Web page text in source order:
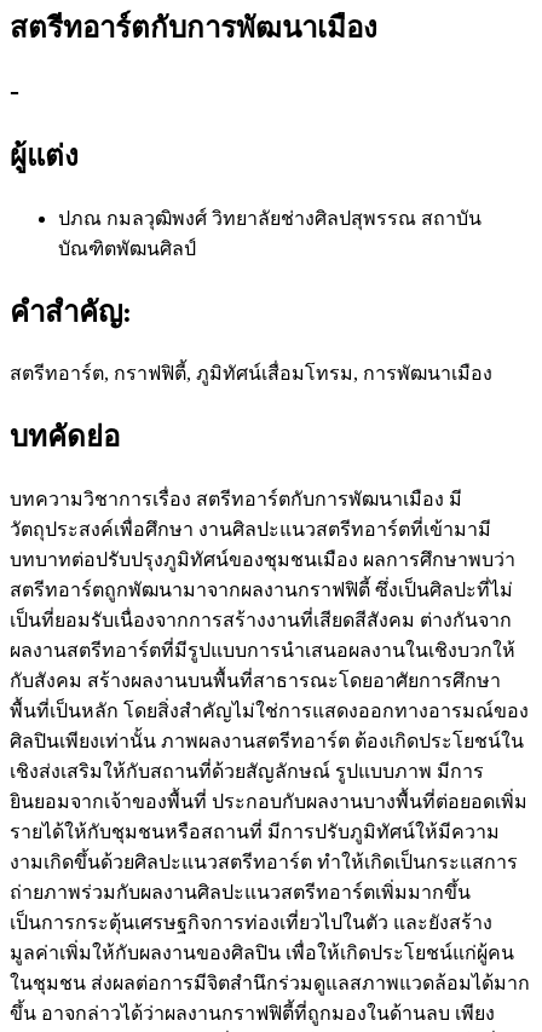
สตรีทอาร์ตกับการพัฒนาเมือง
-
ผู้แต่ง
ปภณ กมลวุฒิพงศ์ วิทยาลัยช่างศิลปสุพรรณ สถาบัน
บัณฑิตพัฒนศิลป์
คำสำคัญ:
สตรีทอาร์ต, กราฟฟิตี้, ภูมิทัศน์เสื่อมโทรม, การพัฒนาเมือง
บทคัดย่อ
บทความวิชาการเรื่อง สตรีทอาร์ตกับการพัฒนาเมือง มี
วัตถุประสงค์เพื่อศึกษา งานศิลปะแนวสตรีทอาร์ตที่เข้ามามี
บทบาทต่อปรับปรุงภูมิทัศน์ของชุมชนเมือง ผลการศึกษาพบว่า
สตรีทอาร์ตถูกพัฒนามาจากผลงานกราฟฟิตี้ ซึ่งเป็นศิลปะที่ไม่
เป็นที่ยอมรับเนื่องจากการสร้างงานที่เสียดสีสังคม ต่างกันจาก
ผลงานสตรีทอาร์ตที่มีรูปแบบการนำเสนอผลงานในเชิงบวกให้
กับสังคม สร้างผลงานบนพื้นที่สาธารณะโดยอาศัยการศึกษา
พื้นที่เป็นหลัก โดยสิ่งสำคัญไม่ใช่การแสดงออกทางอารมณ์ของ
ศิลปินเพียงเท่านั้น ภาพผลงานสตรีทอาร์ต ต้องเกิดประโยชน์ใน
เชิงส่งเสริมให้กับสถานที่ด้วยสัญลักษณ์ รูปแบบภาพ มีการ
ยินยอมจากเจ้าของพื้นที่ ประกอบกับผลงานบางพื้นที่ต่อยอดเพิ่ม
รายได้ให้กับชุมชนหรือสถานที่ มีการปรับภูมิทัศน์ให้มีความ
งามเกิดขึ้นด้วยศิลปะแนวสตรีทอาร์ต ทำให้เกิดเป็นกระแสการ
ถ่ายภาพร่วมกับผลงานศิลปะแนวสตรีทอาร์ตเพิ่มมากขึ้น
เป็นการกระตุ้นเศรษฐกิจการท่องเที่ยวไปในตัว และยังสร้าง
มูลค่าเพิ่มให้กับผลงานของศิลปิน เพื่อให้เกิดประโยชน์แก่ผู้คน
ในชุมชน ส่งผลต่อการมีจิตสำนึกร่วมดูแลสภาพแวดล้อมได้มาก
ขึ้น อาจกล่าวได้ว่าผลงานกราฟฟิตี้ที่ถูกมองในด้านลบ เพียง